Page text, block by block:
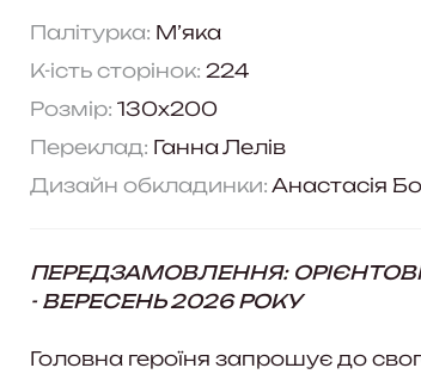
Палітурка: М’яка
К-ість сторінок: 224
Розмір: 130x200
Переклад: Ганна Лелів
Дизайн обкладинки: Анастасія
ПЕРЕДЗАМОВЛЕННЯ:
- ВЕРЕСЕНЬ 2026 РОКУ
Головна героїня запрошує до